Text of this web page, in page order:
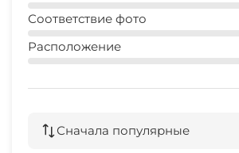
Соответствие фото
Расположение
Сначала популярные